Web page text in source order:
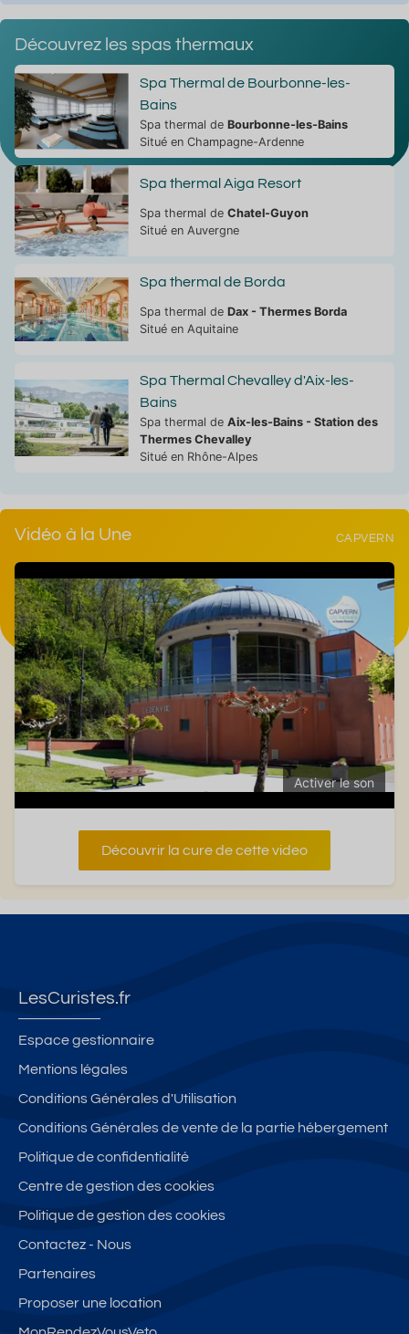
Découvrez les spas thermaux
Spa Thermal de Bourbonne-les-
Bains
Spa thermal de Bourbonne-les-Bains
Situé en Champagne-Ardenne
Spa thermal Aiga Resort
Spa thermal de Chatel-Guyon
Situé en Auvergne
Spa thermal de Borda
Spa thermal de Dax - Thermes Borda
Situé en Aquitaine
Spa Thermal Chevalley d'Aix-les-
Bains
Spa thermal de Aix-les-Bains - Station des
Thermes Chevalley
Situé en Rhône-Alpes
Vidéo à la Une CAPVERN
Activer le son
Découvrir la cure de cette video
LesCuristes.fr
Espace gestionnaire
Mentions légales
Conditions Générales d'Utilisation
Conditions Générales de vente de la partie hébergement
Politique de confidentialité
Centre de gestion des cookies
Politique de gestion des cookies
Contactez - Nous
Partenaires
Proposer une location